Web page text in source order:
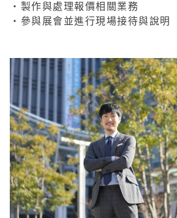
・製作與處理報價相關業務
・參與展會並進行現場接待與說明